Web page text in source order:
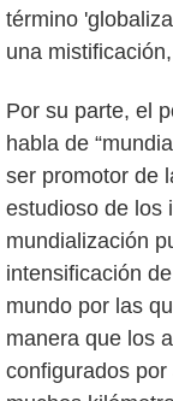
término
una
Por su parte, el
habla de
ser promotor de
estudioso de los
mundialización
intensificación
mundo por las
manera que los
configurados